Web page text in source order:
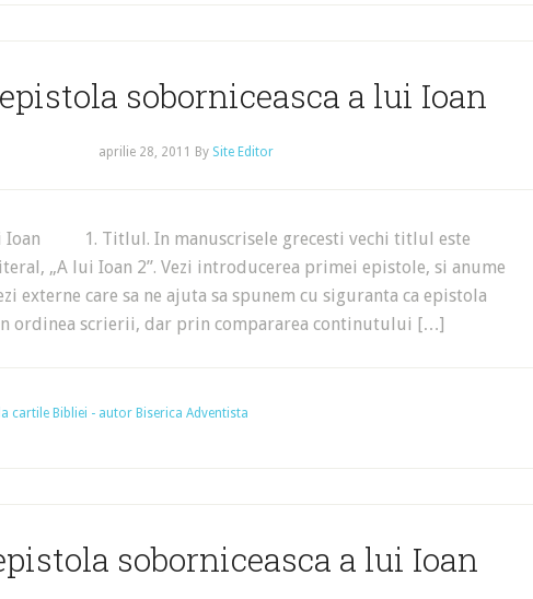
soborniceasca a lui Ioan
aprilie 28, 2011 By Site Editor
Ioan 1. Titlul. In manuscrisele grecesti vechi titlul este
„A lui Ioan 2”. Vezi introducerea primei epistole, si anume
externe care sa ne ajuta sa spunem cu siguranta ca epistola
in ordinea scrierii, dar prin compararea continutului […]
cartile Bibliei - autor Biserica Adventista
soborniceasca a lui Ioan